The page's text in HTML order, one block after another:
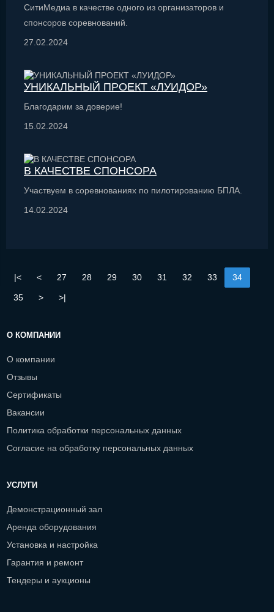
СитиМедиа в качестве одного из организаторов и
спонсоров соревнований.
27.02.2024
УНИКАЛЬНЫЙ ПРОЕКТ «ЛУИДОР»
Благодарим за доверие!
15.02.2024
В КАЧЕСТВЕ СПОНСОРА
Участвуем в соревнованиях по пилотированию БПЛА.
14.02.2024
|< < 27 28 29 30 31 32 33 34
35 > >|
О КОМПАНИИ
О компании
Отзывы
Сертификаты
Вакансии
Политика обработки персональных данных
Согласие на обработку персональных данных
УСЛУГИ
Демонстрационный зал
Аренда оборудования
Установка и настройка
Гарантия и ремонт
Тендеры и аукционы